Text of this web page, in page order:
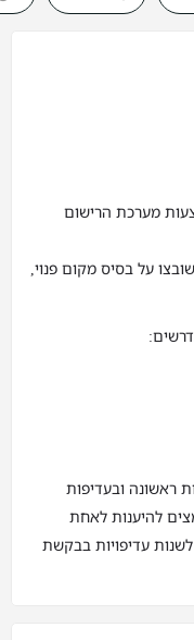
מערכת הרישום
על בסיס מקום פנוי,
ראשונה ובעדיפות
להיענות לאחת
עדיפויות בבקשת